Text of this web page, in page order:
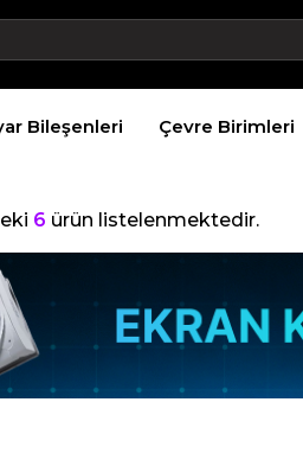
Bileşenleri Çevre Birimleri
6 ürün listelenmektedir.